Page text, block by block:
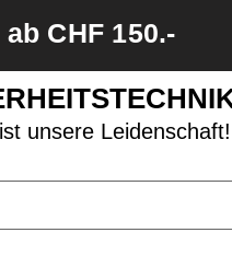
CHF 150.-
unsere Leidenschaft!